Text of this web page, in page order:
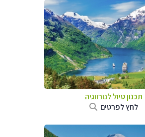
תכנון טיול לנורווגיה
לחץ לפרטים